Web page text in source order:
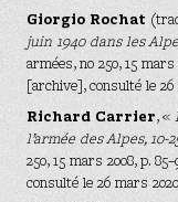
Giorgio Rochat
juin 1940 dans les
armées, no 250,‎ 15
[archive], consulté le 26
Richard Carrier, «
l’armée des Alpes, 10-
250,‎ 15 mars 2008, p.
consulté le 26 mars